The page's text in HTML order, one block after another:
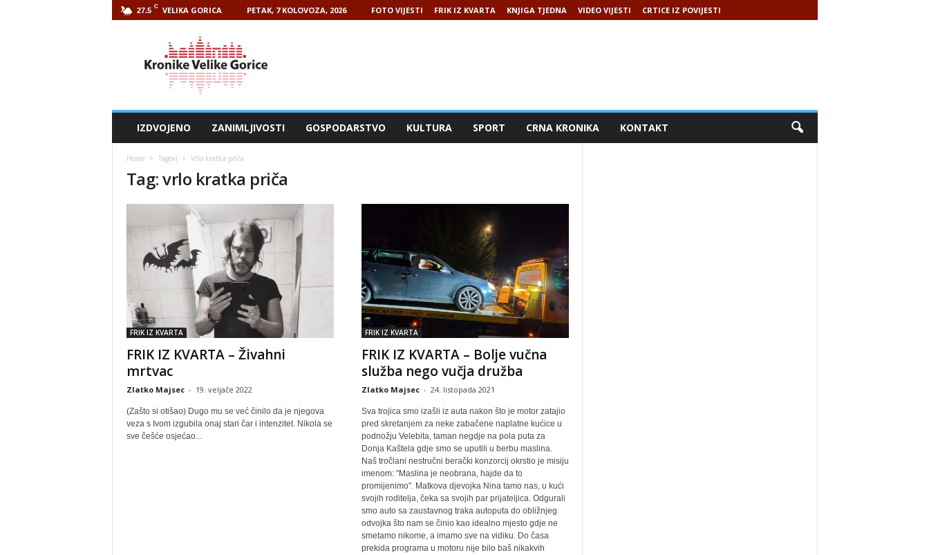
27.5 C VELIKA GORICA PETAK, 7 KOLOVOZA, 2026 FOTO VIJESTI FRIK IZ KVARTA KNJIGA TJEDNA VIDEO VIJESTI CRTICE IZ POVIJESTI
IZDVOJENO ZANIMLJIVOSTI GOSPODARSTVO KULTURA SPORT CRNA KRONIKA KONTAKT
Home Tagovi Vrlo kratka priča
Tag: vrlo kratka priča
FRIK IZ KVARTA
FRIK IZ KVARTA – Živahni
mrtvac
Zlatko Majsec - 19. veljače 2022
(Zašto si otišao) Dugo mu se već činilo da je njegova
veza s Ivom izgubila onaj stari čar i intenzitet. Nikola se
sve češće osjećao...
FRIK IZ KVARTA
FRIK IZ KVARTA – Bolje vučna
služba nego vučja družba
Zlatko Majsec - 24. listopada 2021
Sva trojica smo izašli iz auta nakon što je motor zatajio
pred skretanjem za neke zabačene naplatne kućice u
podnožju Velebita, taman negdje na pola puta za
Donja Kaštela gdje smo se uputili u berbu maslina.
Naš tročlani nestručni berački konzorcij okrstio je misiju
imenom: "Maslina je neobrana, hajde da to
promijenimo". Matkova djevojka Nina tamo nas, u kući
svojih roditelja, čeka sa svojih par prijateljica. Odgurali
smo auto sa zaustavnog traka autoputa do obližnjeg
odvojka što nam se činio kao idealno mjesto gdje ne
smetamo nikome, a imamo sve na vidiku. Do časa
prekida programa u motoru nije bilo baš nikakvih